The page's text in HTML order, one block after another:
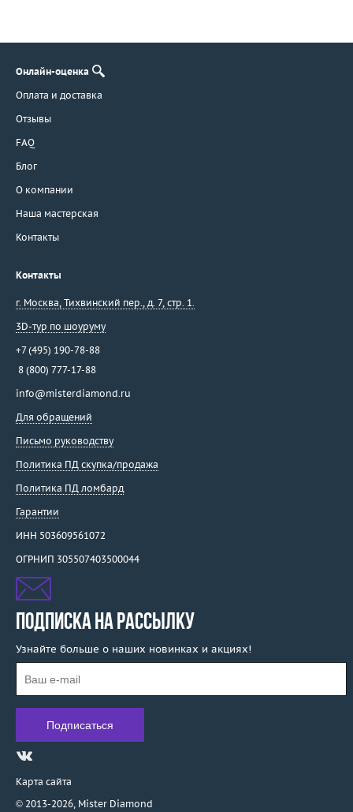
Онлайн-оценка
Оплата и доставка
Отзывы
FAQ
Блог
О компании
Наша мастерская
Контакты
Контакты
г. Москва, Тихвинский пер., д. 7, стр. 1.
3D-тур по шоуруму
+7 (495) 190-78-88
8 (800) 777-17-88
info@misterdiamond.ru
Для обращений
Письмо руководству
Политика ПД скупка/продажа
Политика ПД ломбард
Гарантии
ИНН 503609561072
ОГРНИП 305507403500044
ПОДПИСКА НА РАССЫЛКУ
Узнайте больше о наших новинках и акциях!
Карта сайта
© 2013-2026, Mister Diamond